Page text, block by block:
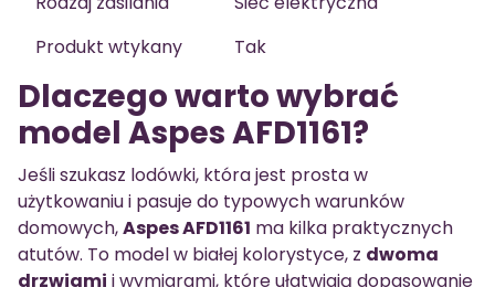
Produkt wtykany
Tak
Dlaczego warto wybrać
model Aspes AFD1161?
Jeśli szukasz lodówki, która jest prosta w
użytkowaniu i pasuje do typowych warunków
domowych,Aspes AFD1161 ma kilka praktycznych
atutów. To model w białej kolorystyce, z dwoma
drzwiami i wymiarami, które ułatwiają dopasowanie